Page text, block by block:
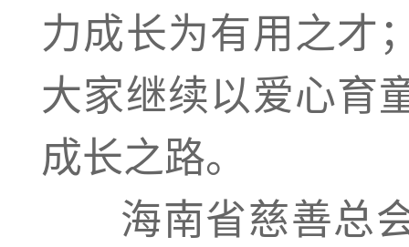
力成长为有用之才
大家继续以爱心育
成长之路。
海南省慈善总会